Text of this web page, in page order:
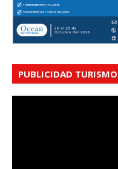
PUBLICIDAD TURISMO